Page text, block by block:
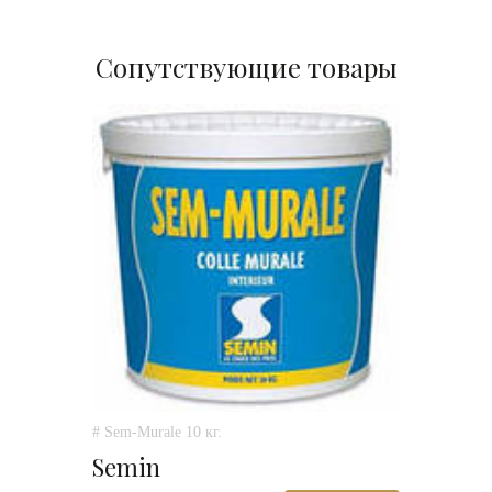
Сопутствующие товары
# Sem-Murale 10 кг.
Semin